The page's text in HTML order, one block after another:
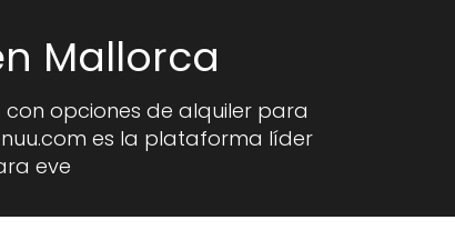
Mallorca
opciones de alquiler para
es la plataforma líder
eve